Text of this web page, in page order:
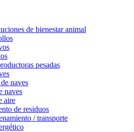
de bienestar animal
pesadas
naves
naves
aire
de residuos
/ transporte